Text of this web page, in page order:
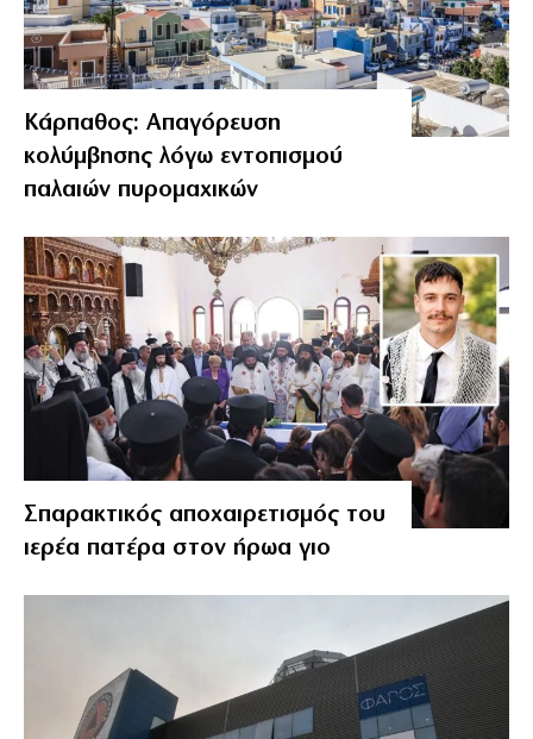
Κάρπαθος: Απαγόρευση
κολύμβησης λόγω εντοπισμού
παλαιών πυρομαχικών
Σπαρακτικός αποχαιρετισμός του
ιερέα πατέρα στον ήρωα γιο